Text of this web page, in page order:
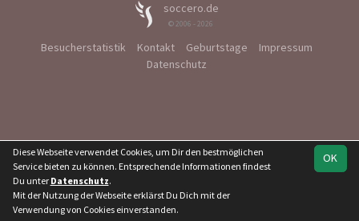
soccero.de
© 2006 - 2026
Besucherstatistik Kontakt Geburtstage
Impressum
Datenschutz
OK
Diese Webseite verwendet Cookies, um Dir den bestmöglichen
Service bieten zu können. Entsprechende Informationen findest
Du unter Datenschutz.
Mit der Nutzung der Webseite erklärst Du Dich mit der
Verwendung von Cookies einverstanden.